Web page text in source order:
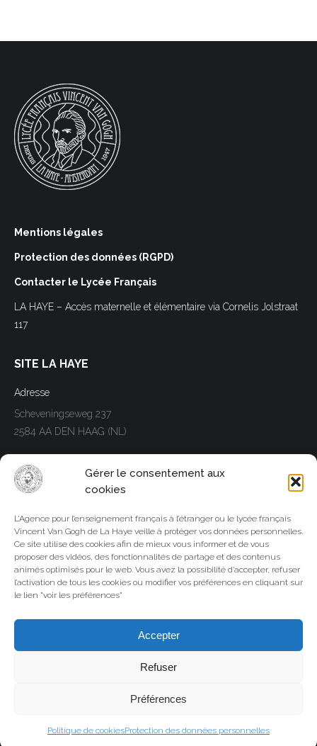
Gérer le consentement aux
cookies
L’Agence pour l’enseignement français à l’étranger ou le lycée français
Vincent Van Gogh de La Haye veille à protéger vos données personnelles.
Ce site utilise des cookies afin de mieux vous informer et de vous
proposer des vidéos, des fonctionnalités de partage et des contenus
animés optimisés pour le web. Vous avez la possibilité d’accepter, refuser
l’activation de tous les cookies ou modifier vos préférences en cliquant sur
le lien "voir les préférences"
Accepter
Refuser
Préférences
Politique de cookiesProtection des données personnelles
Mentions légales
Protection des données (RGPD)
Contacter le Lycée Français
LA HAYE – Accès maternelle et élémentaire via Cornelis Jolstraat
117
SITE LA HAYE
Adresse
Scheveningseweg 237
2584 AA DEN HAAG (NL)
Tél. +31(0)70.3066920
Facebook
page
opens
in
new
LinkedIn
page
opens
in
new
Instagram
page
opens
in
new
Whatsapp
page
opens
in
new
SITE AMSTERDAM
Adresse
Rustenburgerstraat 246
1073 GK AMSTERDAM (NL)
Telephone
page pagepage